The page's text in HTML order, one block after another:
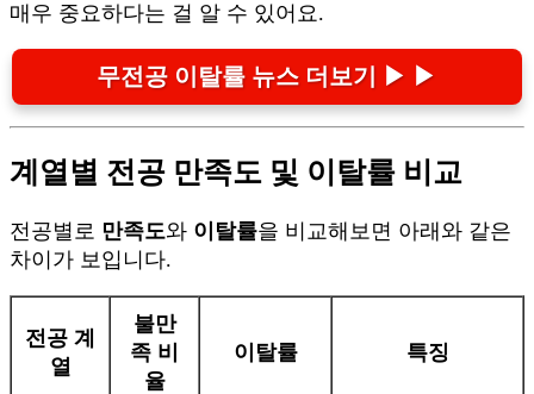
매우 중요하다는 걸 알 수 있어요.
무전공 이탈률 뉴스 더보기 ▶ ▶
계열별 전공 만족도 및 이탈률 비교
전공별로 만족도와 이탈률을 비교해보면 아래와 같은
차이가 보입니다.
전공 계
열
불만
족 비
율
이탈률 특징